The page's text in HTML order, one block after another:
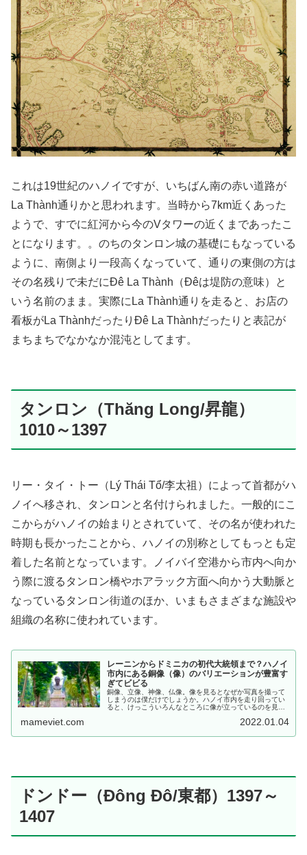
これは19世紀のハノイですが、いちばん南の赤い道路が
La Thành通りかと思われます。当時から7km近くあった
ようで、すでに紅河から今のVタワーの近くまであったこ
とになります。。のちのタンロン城の基礎にもなっている
ように、南側より一段高くなっていて、通りの東側の方は
その名残りで未だにĐê La Thành（Đêは堤防の意味）と
いう名前のまま。実際にLa Thành通りを走ると、お店の
看板がLa ThànhだったりĐê La Thànhだったりと表記が
まちまちでなかなか混沌としてます。
タンロン（Thăng Long/昇龍）
1010～1397
リー・タイ・トー（Lý Thái Tổ/李太祖）によって首都がハ
ノイへ移され、タンロンと名付けられました。一般的にこ
こからがハノイの始まりとされていて、その名が使われた
時期も長かったことから、ハノイの別称としてもっとも定
着した名前となっています。ノイバイ空港から市内へ向か
う際に渡るタンロン橋やホアラック方面へ向かう大動脈と
なっているタンロン街道のほか、いまもさまざまな施設や
組織の名称に使われています。
レーニンからドミニカの初代大統領まで？ハノイ
市内にある銅像（像）のバリエーションが豊富す
ぎてビビる
銅像、立像、神像、仏像。像を見るとなぜか写真を撮って
しまうのは僕だけでしょうか。ハノイ市内を走り回ってい
ると、けっこういろんなところに像が立っているのを見か
mameviet.com 2022.01.04
ドンドー（Đông Đô/東都）1397～
1407